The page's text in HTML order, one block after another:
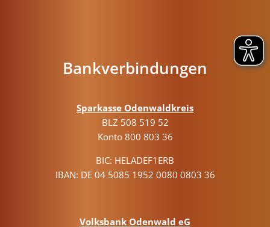
Bankverbindungen
Sparkasse Odenwaldkreis
BLZ 508 519 52
Konto 800 803 36
BIC: HELADEF1ERB
IBAN: DE 04 5085 1952 0080 0803 36
Volksbank Odenwald eG